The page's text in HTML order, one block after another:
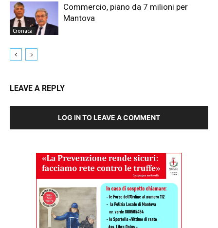
Cronaca
Commercio, piano da 7 milioni per
Mantova
LEAVE A REPLY
LOG IN TO LEAVE A COMMENT